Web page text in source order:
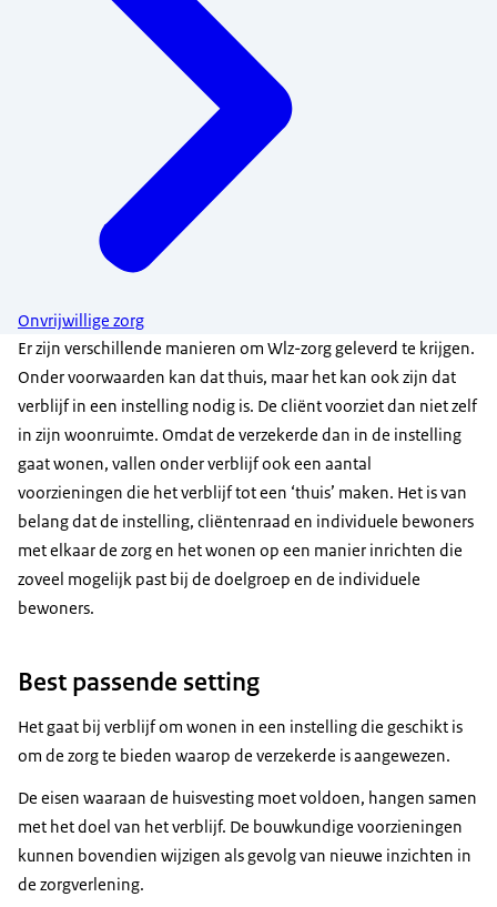
Onvrijwillige zorg
Er zijn verschillende manieren om Wlz-zorg geleverd te krijgen.
Onder voorwaarden kan dat thuis, maar het kan ook zijn dat
verblijf in een instelling nodig is. De cliënt voorziet dan niet zelf
in zijn woonruimte. Omdat de verzekerde dan in de instelling
gaat wonen, vallen onder verblijf ook een aantal
voorzieningen die het verblijf tot een ‘thuis’ maken. Het is van
belang dat de instelling, cliëntenraad en individuele bewoners
met elkaar de zorg en het wonen op een manier inrichten die
zoveel mogelijk past bij de doelgroep en de individuele
bewoners.
Best passende setting
Het gaat bij verblijf om wonen in een instelling die geschikt is
om de zorg te bieden waarop de verzekerde is aangewezen.
De eisen waaraan de huisvesting moet voldoen, hangen samen
met het doel van het verblijf. De bouwkundige voorzieningen
kunnen bovendien wijzigen als gevolg van nieuwe inzichten in
de zorgverlening.